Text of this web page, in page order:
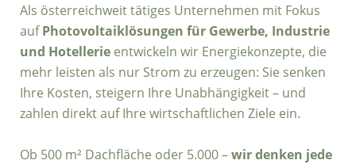
Als österreichweit tätiges Unternehmen mit Fokus
aufPhotovoltaiklösungen für Gewerbe, Industrie
und Hotellerie entwickeln wir Energiekonzepte, die
mehr leisten als nur Strom zu erzeugen: Sie senken
Ihre Kosten, steigern Ihre Unabhängigkeit – und
zahlen direkt auf Ihre wirtschaftlichen Ziele ein.
Ob 500 m² Dachfläche oder 5.000 –wir denken jede